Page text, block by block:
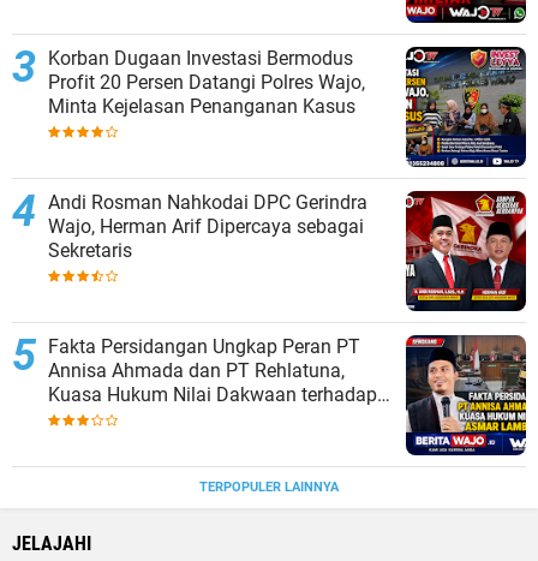
Korban Dugaan Investasi Bermodus
Profit 20 Persen Datangi Polres Wajo,
Minta Kejelasan Penanganan Kasus
Andi Rosman Nahkodai DPC Gerindra
Wajo, Herman Arif Dipercaya sebagai
Sekretaris
Fakta Persidangan Ungkap Peran PT
Annisa Ahmada dan PT Rehlatuna,
Kuasa Hukum Nilai Dakwaan terhadap
Asmar Lambo Tidak Berdasar
TERPOPULER LAINNYA
JELAJAHI